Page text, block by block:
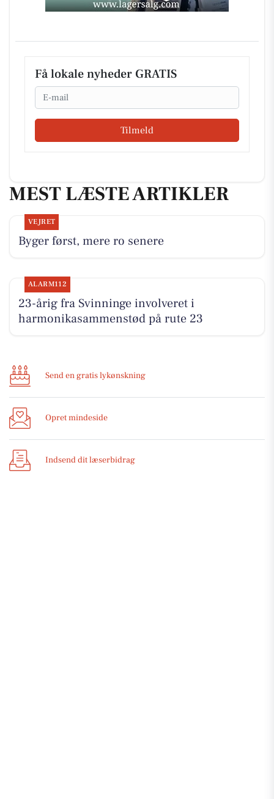
Få lokale nyheder GRATIS
Email
Tilmeld
MEST LÆSTE ARTIKLER
VEJRET
Byger først, mere ro senere
ALARM112
23-årig fra Svinninge involveret i
harmonikasammenstød på rute 23
Send en gratis lykønskning
Opret mindeside
Indsend dit læserbidrag